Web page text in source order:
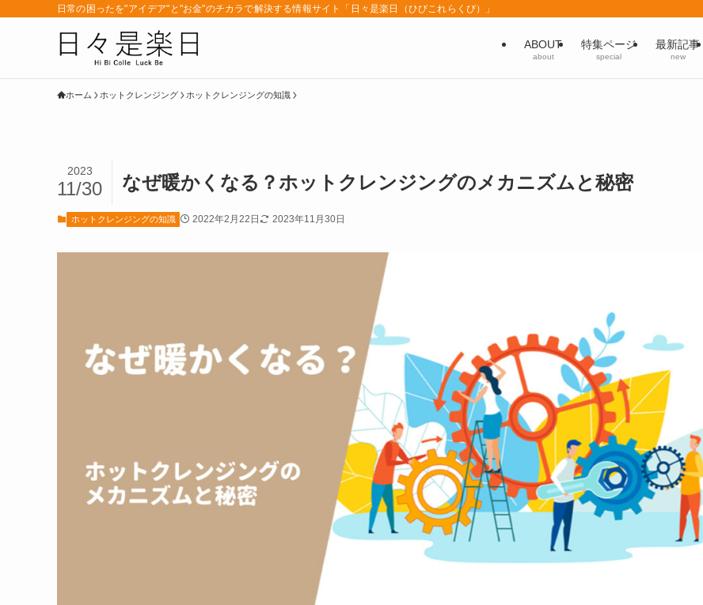
日常の困ったを"アイデア"と"お金"のチカラで解決する情報サイト「日々是楽日（ひびこれらくび）」
ABOUT
about
特集ページ
special
最新記事
new
ホーム ホットクレンジング ホットクレンジングの知識
なぜ暖かくなる？ホットクレンジングのメカニズムと秘密
2023
11/30
ホットクレンジングの知識 2022年2月22日 2023年11月30日